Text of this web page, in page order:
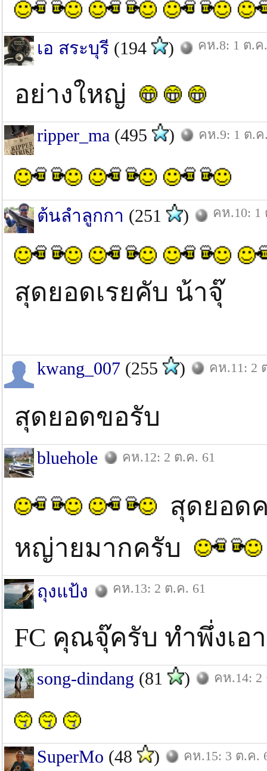
เอ สระบุรี (194 ) คห.8: 1 ต.ค
อย่างใหญ่
ripper_ma (495 ) คห.9: 1 ต.ค
ต้นลำลูกกา (251 ) คห.10: 1
สุดยอดเรยคับ น้าจุ๊
kwang_007 (255 ) คห.11: 2
สุดยอดขอรับ
bluehole คห.12: 2 ต.ค. 61
สุดยอด
หญ่ายมากครับ
ถุงแป้ง คห.13: 2 ต.ค. 61
FC คุณจุ๊ครับ ทำพึ่งเอ
song-dindang (81 ) คห.14: 2
SuperMo (48 ) คห.15: 3 ต.ค.